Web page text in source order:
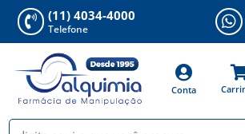
 (11) 4034-4000
Telefone 

Conta